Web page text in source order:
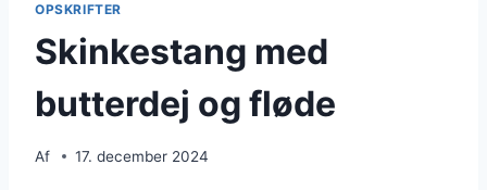
OPSKRIFTER
Skinkestang med
butterdej og fløde
Af 17. december 2024